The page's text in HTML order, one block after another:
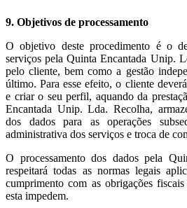
9. Objetivos de processamento
O objetivo deste procedimento é o
serviços pela Quinta Encantada Unip.
pelo cliente, bem como a gestão
último. Para esse efeito, o cliente
e criar o seu perfil, aquando da
Encantada Unip. Lda. Recolha,
dos dados para as operações
administrativa dos serviços e troca de
O processamento dos dados pela
respeitará todas as normas legais
cumprimento com as obrigações
esta impedem.